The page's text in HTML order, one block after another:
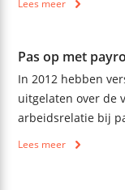
Lees meer
Pas op met
In 2012 hebben
uitgelaten over de
arbeidsrelatie bij
Lees meer